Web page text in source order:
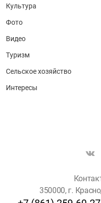
Культура
Фото
Видео
Туризм
Сельское хозяйство
Интересы
350000, г.